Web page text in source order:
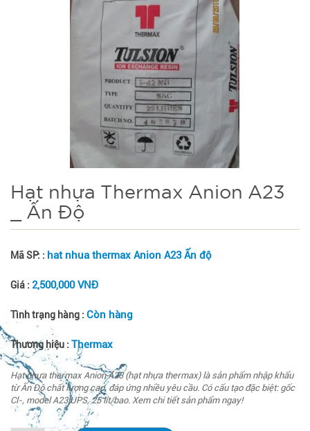
Hạt nhựa Thermax Anion A23
_ Ấn Độ
Mã SP: : hat nhua thermax Anion A23 Ấn độ
Giá : 2,500,000 VNĐ
Tình trạng hàng : Còn hàng
Thương hiệu : Thermax
Hạt nhựa thermax Anion A23 (hạt nhựa thermax) là sản phẩm nhập khẩu
từ Ấn Độ chất lượng cao, đáp ứng nhiều yêu cầu. Có cấu tạo đặc biệt: gốc
Cl-, model A23 UPS, 25 lít/bao. Xem chi tiết sản phẩm ngay!